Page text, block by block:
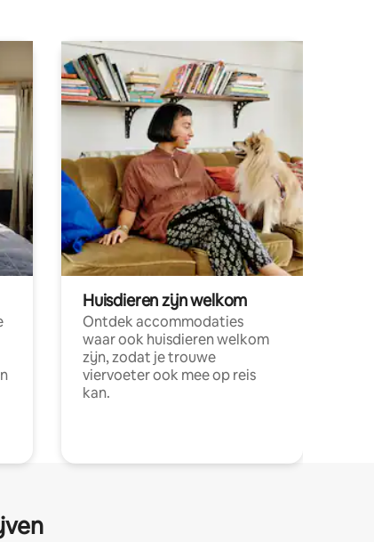
Huisdieren zijn welkom
Ontdek accommodaties
waar ook huisdieren welkom
zijn, zodat je trouwe
viervoeter ook mee op reis
kan.